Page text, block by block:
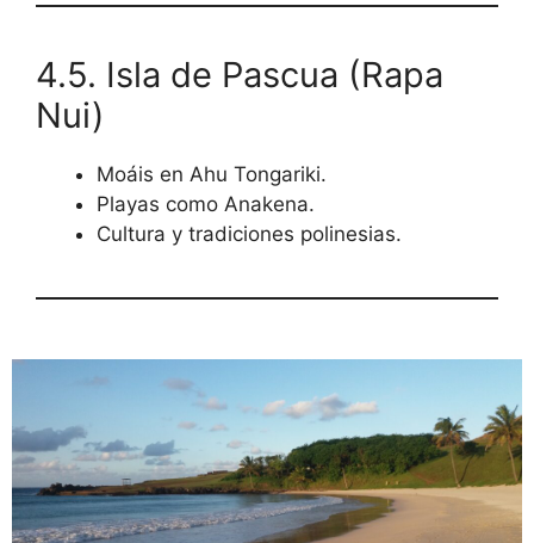
4.5. Isla de Pascua (Rapa
Nui)
Moáis en Ahu Tongariki.
Playas como Anakena.
Cultura y tradiciones polinesias.